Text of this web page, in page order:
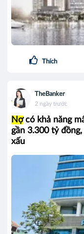
Thích
TheBanker
2 ngày trước
Nợcó khả năng
gần 3.300 tỷ
xấu